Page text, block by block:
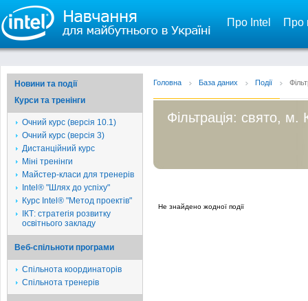
Про Intel Про
Новини та події
Курси та тренінги
Очний курс (версія 10.1)
Очний курс (версія 3)
Дистанційний курс
Міні тренінги
Майстер-класи для тренерів
Intel® "Шлях до успіху"
Курс Intel® "Метод проектів"
ІКТ: стратегія розвитку
освітнього закладу
Веб-спільноти програми
Спільнота координаторів
Спільнота тренерів
Головна База даних Події
Фільтрація: свято, м.
Не знайдено жодної події